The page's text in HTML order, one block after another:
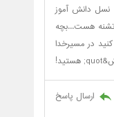
نسل دانش آموز
هست...بچه
در مسیرخدا
ارسال پاسخ